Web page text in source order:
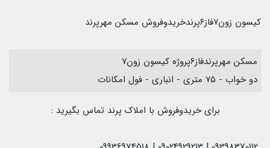
کیسون زون۷فاز۶پرندخریدوفروش مسکن مهرپرند
مسکن مهرپرندفاز۶پروژه کیسون زون۷
دو خواب - ۷۵ متری - انباری - فول امکانات
برای خریدوفروش با املاک پرند تماس بگیرید :